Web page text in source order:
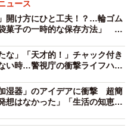
ュース
開け方にひと工夫！？…輪ゴム
菓子の一時的な保存方法」 警
な」「天才的！」チャック付き
い時…警視庁の衝撃ライフハッ
湿器」のアイデアに衝撃 超簡
想はなかった」「生活の知恵で